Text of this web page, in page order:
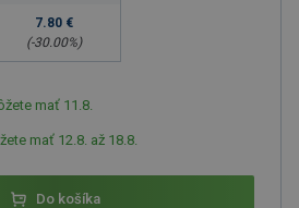
7.80 €
(-30.00%)
mať 11.8.
mať 12.8. až 18.8.
Do košíka